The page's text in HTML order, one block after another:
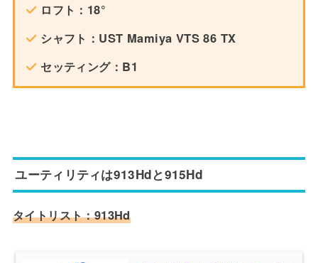
ロフト：18°
シャフト：UST Mamiya VTS 86 TX
セッティング：B1
ユーティリティは913Hdと915Hd
タイトリスト：913Hd